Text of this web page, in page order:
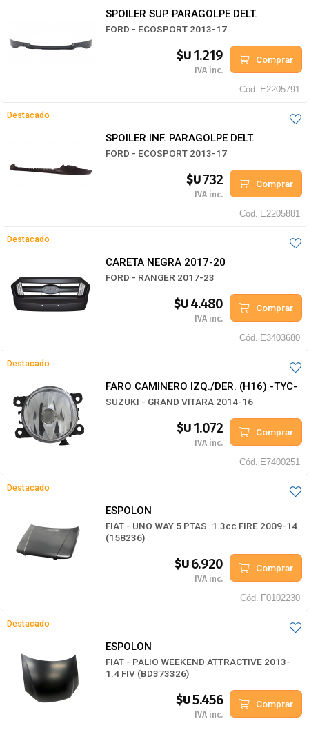
SPOILER SUP. PARAGOLPE DELT.
FORD - ECOSPORT 2013-17
$U1.219
IVA inc.
Comprar
Cód. E2205791
Destacado
SPOILER INF. PARAGOLPE DELT.
FORD - ECOSPORT 2013-17
$U732
IVA inc.
Comprar
Cód. E2205881
Destacado
CARETA NEGRA 2017-20
FORD - RANGER 2017-23
$U4.480
IVA inc.
Comprar
Cód. E3403680
Destacado
FARO CAMINERO IZQ./DER. (H16) -TYC-
SUZUKI - GRAND VITARA 2014-16
$U1.072
IVA inc.
Comprar
Cód. E7400251
Destacado
ESPOLON
FIAT - UNO WAY 5 PTAS. 1.3cc FIRE 2009-14
(158236)
$U6.920
IVA inc.
Comprar
Cód. F0102230
Destacado
ESPOLON
FIAT - PALIO WEEKEND ATTRACTIVE 2013-
1.4 FIV (BD373326)
$U5.456
IVA inc.
Comprar